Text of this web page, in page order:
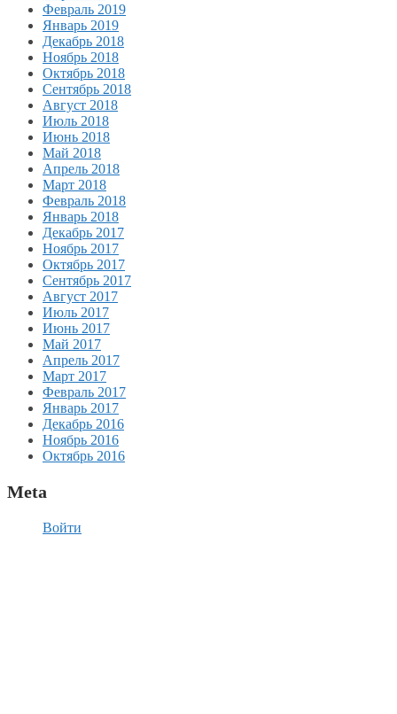
Февраль 2019
Январь 2019
Декабрь 2018
Ноябрь 2018
Октябрь 2018
Сентябрь 2018
Август 2018
Июль 2018
Июнь 2018
Май 2018
Апрель 2018
Март 2018
Февраль 2018
Январь 2018
Декабрь 2017
Ноябрь 2017
Октябрь 2017
Сентябрь 2017
Август 2017
Июль 2017
Июнь 2017
Май 2017
Апрель 2017
Март 2017
Февраль 2017
Январь 2017
Декабрь 2016
Ноябрь 2016
Октябрь 2016
Meta
Войти